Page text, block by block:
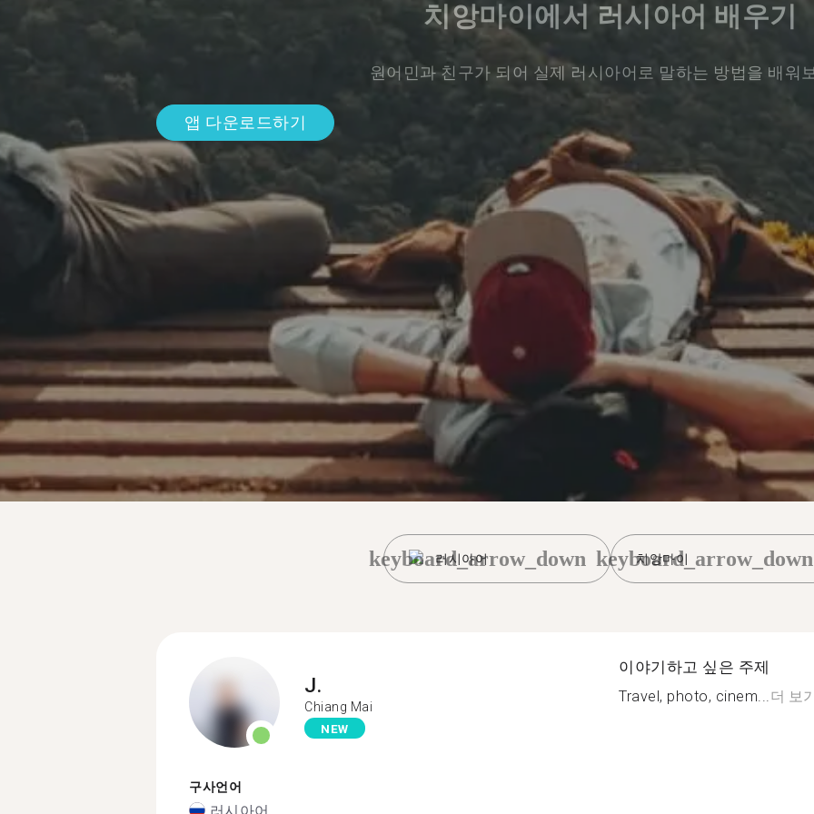
치앙마이에서 러시아어 배우기
원어민과 친구가 되어 실제 러시아어로 말하는 방법을 배워
앱 다운로드하기
러시아어
keyboard_arrow_down 치앙마이
keyboard_arrow_down
J.
Chiang Mai
NEW
구사언어
러시아어
이야기하고 싶은 주제
Travel, photo, cinem...더 보